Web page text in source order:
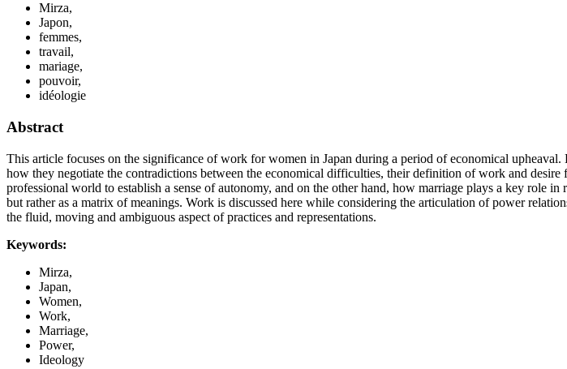
Mirza,
Japon,
femmes,
travail,
mariage,
pouvoir,
idéologie
Abstract
This article focuses on the significance of work for women in Japan during a period of economical
how they negotiate the contradictions between the economical difficulties, their definition of work and
professional world to establish a sense of autonomy, and on the other hand, how marriage plays a key role
but rather as a matrix of meanings. Work is discussed here while considering the articulation of power
the fluid, moving and ambiguous aspect of practices and representations.
Keywords:
Mirza,
Japan,
Women,
Work,
Marriage,
Power,
Ideology